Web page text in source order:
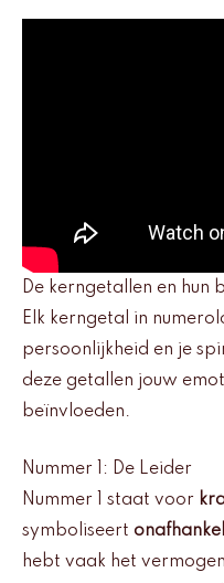
De kerngetallen en hun
Elk kerngetal in
persoonlijkheid en je
deze getallen jouw
beïnvloeden.
Nummer 1: De Leider
Nummer 1 staat voor
symboliseert
hebt vaak het